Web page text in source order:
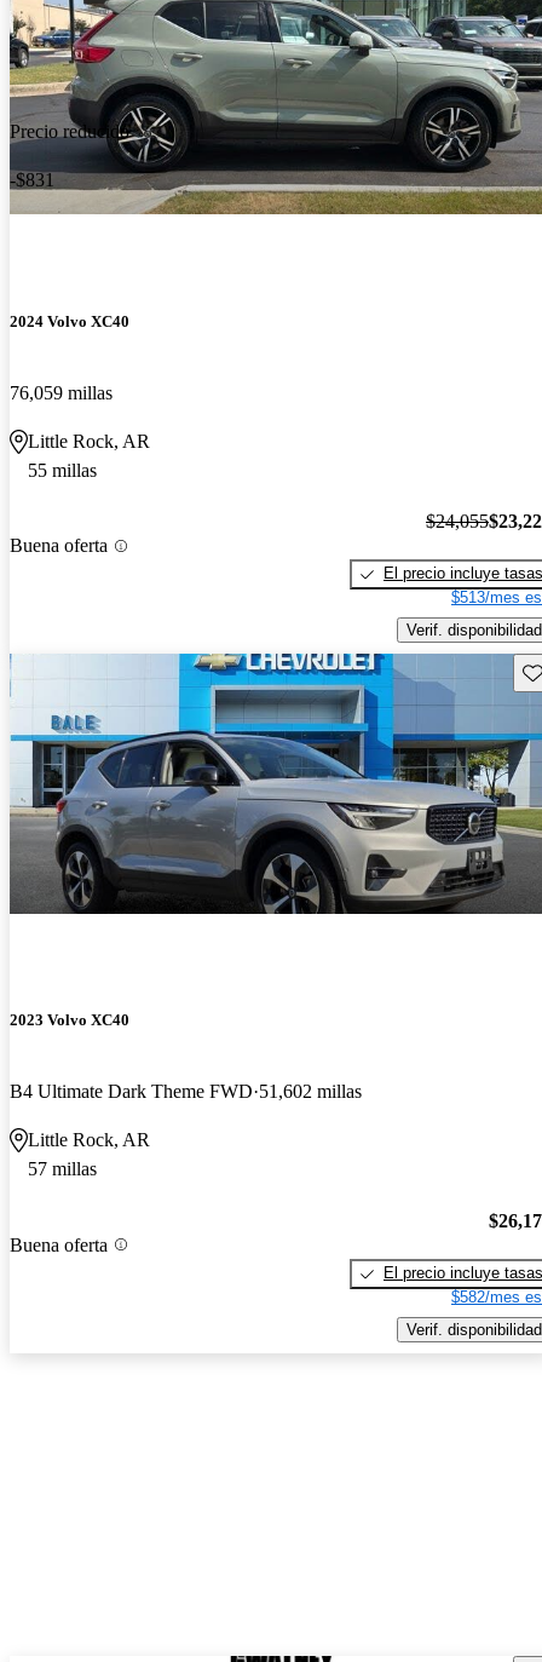
Precio reducido
-$831
2024 Volvo XC40
76,059 millas
Little Rock, AR
55 millas
Buena oferta
$24,055
El precio incluye tasas
$513/mes
Verif. disponibilidad
2023 Volvo XC40
B4 Ultimate Dark Theme FWD 51,602 millas
Little Rock, AR
57 millas
Buena oferta
El precio incluye tasas
$582/mes
Verif. disponibilidad